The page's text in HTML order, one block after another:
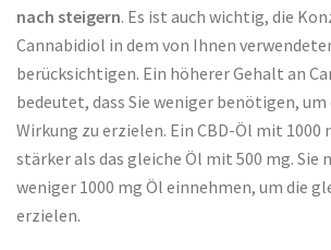
nach steigern. Es ist auch wichtig, die
Cannabidiol in dem von Ihnen
berücksichtigen. Ein höherer Gehalt an
bedeutet, dass Sie weniger benötigen,
Wirkung zu erzielen. Ein CBD-Öl mit 1000
stärker als das gleiche Öl mit 500 mg. Sie
weniger 1000 mg Öl einnehmen, um die
erzielen.